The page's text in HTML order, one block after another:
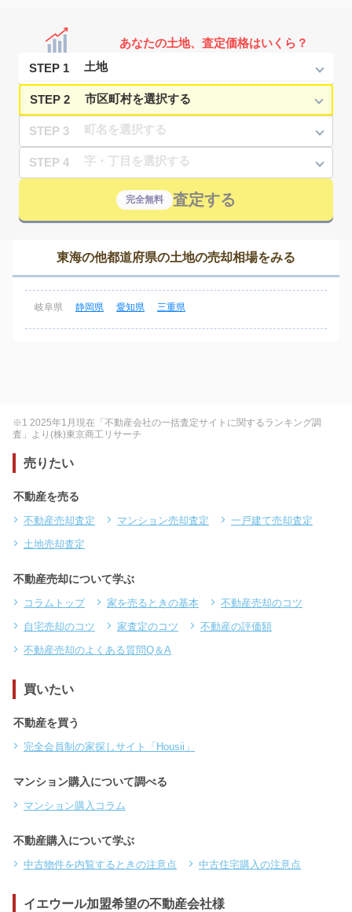
あなたの土地、査定価格はいくら？
STEP 1
STEP 2
STEP 3
STEP 4
完全無料 査定する
東海の他都道府県の土地の売却相場をみる
岐阜県 静岡県 愛知県 三重県
※1 2025年1月現在「不動産会社の一括査定サイトに関するランキング調
査」より(株)東京商工リサーチ
売りたい
不動産を売る
不動産売却査定 マンション売却査定
一戸建て売却査定
土地売却査定
不動産売却について学ぶ
コラムトップ 家を売るときの基本
不動産売却のコツ
自宅売却のコツ
家査定のコツ
不動産の評価額
不動産売却のよくある質問Q＆A
買いたい
不動産を買う
完全会員制の家探しサイト「Housii」
マンション購入について調べる
マンション購入コラム
不動産購入について学ぶ
中古物件を内覧するときの注意点 中古住宅購入の注意点
イエウール加盟希望の不動産会社様